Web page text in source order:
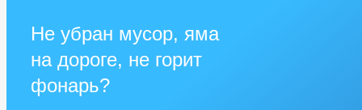
Не убран мусор, яма
на дороге, не горит
фонарь?